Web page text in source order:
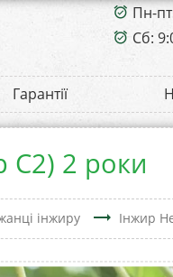
alarm_on Пн-
alarm_on Сб:
Гарантії
С2) 2 роки
інжиру trending_flat Інжир